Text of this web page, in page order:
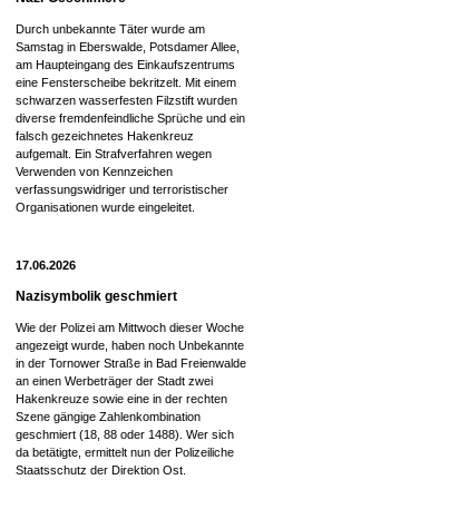
Durch unbekannte Täter wurde am
Samstag in Eberswalde, Potsdamer Allee,
am Haupteingang des Einkaufszentrums
eine Fensterscheibe bekritzelt. Mit einem
schwarzen wasserfesten Filzstift wurden
diverse fremdenfeindliche Sprüche und ein
falsch gezeichnetes Hakenkreuz
aufgemalt. Ein Strafverfahren wegen
Verwenden von Kennzeichen
verfassungswidriger und terroristischer
Organisationen wurde eingeleitet.
17.06.2026
Nazisymbolik geschmiert
Wie der Polizei am Mittwoch dieser Woche
angezeigt wurde, haben noch Unbekannte
in der Tornower Straße in Bad Freienwalde
an einen Werbeträger der Stadt zwei
Hakenkreuze sowie eine in der rechten
Szene gängige Zahlenkombination
geschmiert (18, 88 oder 1488). Wer sich
da betätigte, ermittelt nun der Polizeiliche
Staatsschutz der Direktion Ost.